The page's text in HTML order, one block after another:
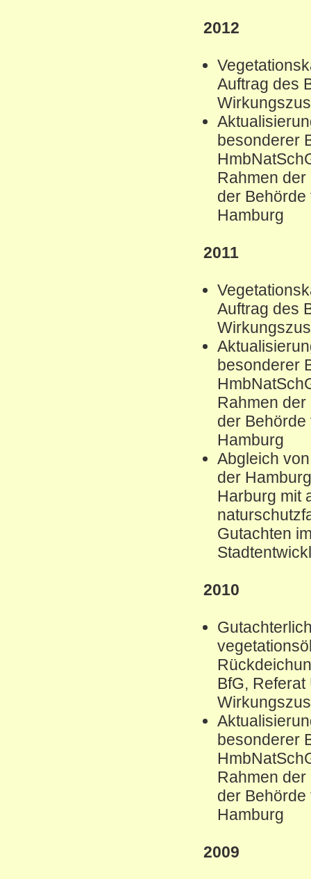
2012
Auftrag des
besonderer
Rahmen
der Behörde
Hamburg
2011
Auftrag des
besonderer
Rahmen
der Behörde
Hamburg
Abgleich
der
Harburg mit
Gutachten
2010
BfG,
besonderer
Rahmen
der Behörde
Hamburg
2009